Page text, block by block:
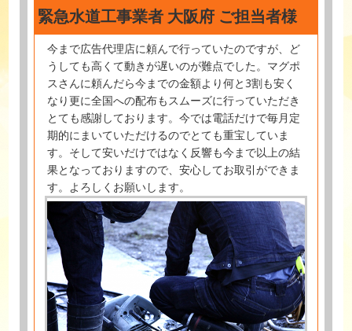
緊急水道工事業者 大阪府 ご担当者様
今まで広告代理店に頼んで行っていたのですが、ど
うしても高くて動きが遅いのが難点でした。マグポ
スさんに頼んだら今までの金額より何と3割も安く
なり更に全国への配布もスムーズに行っていただき
とても感謝しております。今では電話だけで毎月定
期的にまいていただけるのでとても重宝していま
す。そして安いだけではなく反響も今まで以上の結
果となっておりますので、安心してお取引ができま
す。よろしくお願いします。